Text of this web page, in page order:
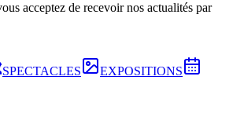
acceptez de recevoir nos actualités par
SPECTACLES
EXPOSITIONS